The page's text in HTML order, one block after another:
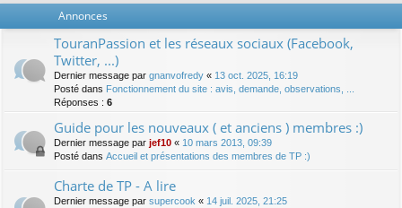
c
Annonces
TouranPassion et les réseaux sociaux (Facebook,
Twitter, ...)
Dernier message par gnanvofredy « 13 oct. 2025, 16:19
Posté dans Fonctionnement du site : avis, demande, observations, ...
Réponses : 6
Guide pour les nouveaux ( et anciens ) membres :)
Dernier message par jef10 « 10 mars 2013, 09:39
Posté dans Accueil et présentations des membres de TP :)
Charte de TP - A lire
Dernier message par supercook « 14 juil. 2025, 21:25